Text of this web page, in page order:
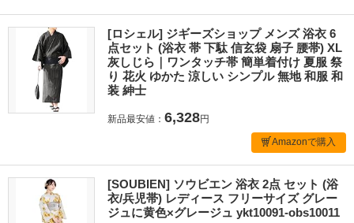
[ロシェル] ジギーズショップ メンズ 浴衣 6
点セット (浴衣 帯 下駄 信玄袋 扇子 腰帯) XL
灰しじら｜ワンタッチ帯 簡単着付け 夏服 祭
り 花火 ゆかた 涼しい シンプル 無地 和服 和
装 紳士
新品最安値： 6,328円
Amazonで購入
[SOUBIEN] ソウビエン 浴衣 2点 セット (浴
衣/兵児帯) レディース フリーサイズ グレー
ジュに黄色×グレージュ ykt10091-obs10011